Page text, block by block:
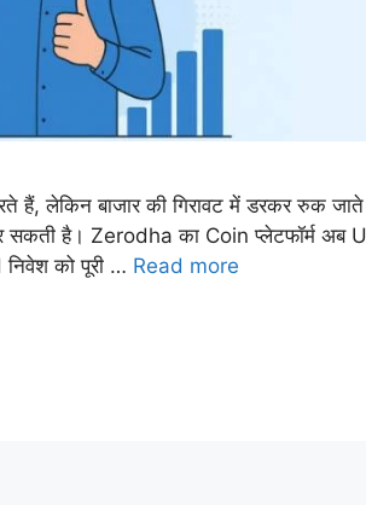
लेकिन बाजार की गिरावट में डरकर रुक जाते
सकती है। Zerodha का Coin प्लेटफॉर्म अब
को पूरी … Read more